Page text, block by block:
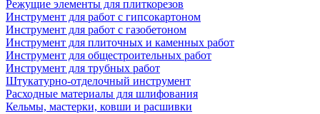
Режущие элементы для плиткорезов
Инструмент для работ с гипсокартоном
Инструмент для работ с газобетоном
Инструмент для плиточных и каменных работ
Инструмент для общестроительных работ
Инструмент для трубных работ
Штукатурно-отделочный инструмент
Расходные материалы для шлифования
Кельмы, мастерки, ковши и расшивки